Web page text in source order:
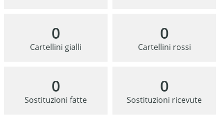
0
Cartellini gialli
0
Cartellini rossi
0
Sostituzioni fatte
0
Sostituzioni ricevute